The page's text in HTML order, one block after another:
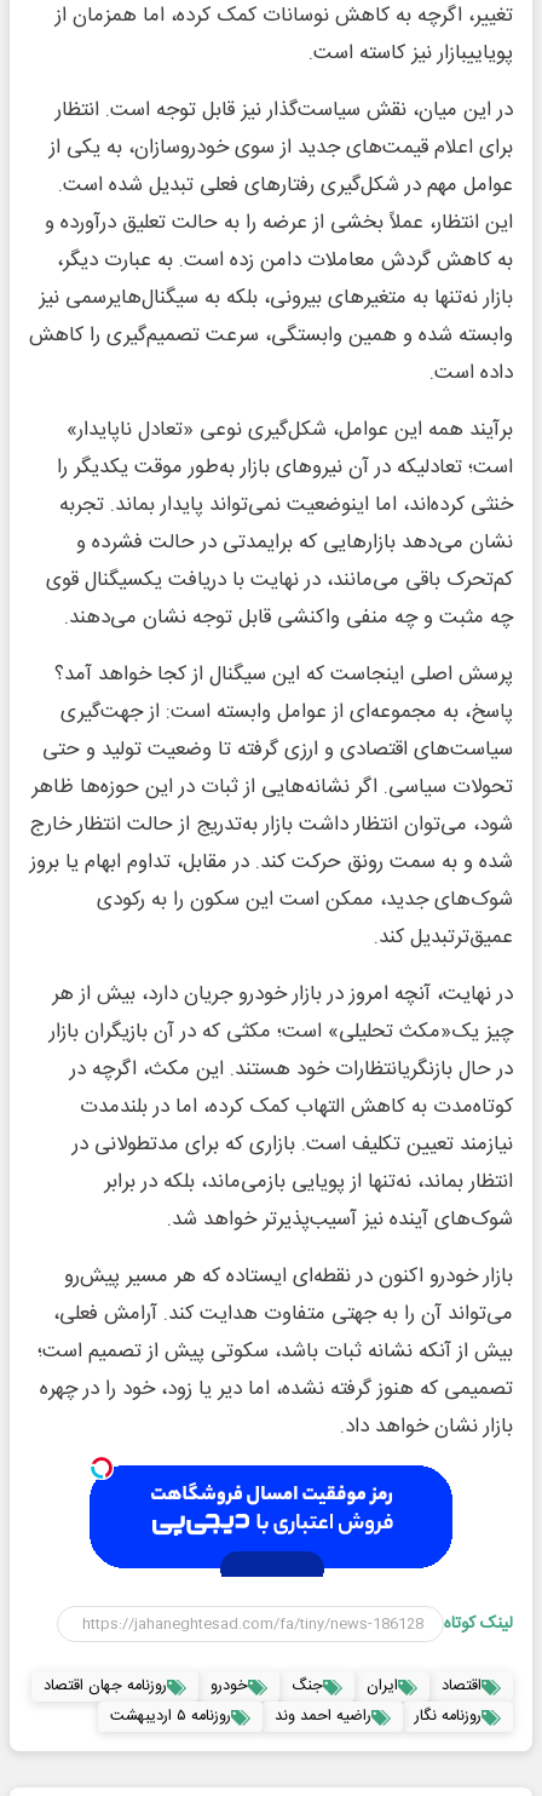
تغییر، اگرچه به کاهش نوسانات کمک کرده، اما همزمان از
پویاییبازار نیز کاسته است.
در این میان، نقش سیاست‌گذار نیز قابل توجه است. انتظار
برای اعلام قیمت‌های جدید از سوی خودروسازان، به یکی از
عوامل مهم در شکل‌گیری رفتارهای فعلی تبدیل شده است.
این انتظار، عملاً بخشی از عرضه را به حالت تعلیق درآورده و
به کاهش گردش معاملات دامن زده است. به عبارت دیگر،
بازار نه‌تنها به متغیرهای بیرونی، بلکه به سیگنال‌هایرسمی نیز
وابسته شده و همین وابستگی، سرعت تصمیم‌گیری را کاهش
داده است.
برآیند همه این عوامل، شکل‌گیری نوعی «تعادل ناپایدار»
است؛ تعادلیکه در آن نیروهای بازار به‌طور موقت یکدیگر را
خنثی کرده‌اند، اما اینوضعیت نمی‌تواند پایدار بماند. تجربه
نشان می‌دهد بازارهایی که برایمدتی در حالت فشرده و
کم‌تحرک باقی می‌مانند، در نهایت با دریافت یکسیگنال قوی
چه مثبت و چه منفی واکنشی قابل توجه نشان می‌دهند.
پرسش اصلی اینجاست که این سیگنال از کجا خواهد آمد؟
پاسخ، به مجموعه‌ای از عوامل وابسته است: از جهت‌گیری
سیاست‌های اقتصادی و ارزی گرفته تا وضعیت تولید و حتی
تحولات سیاسی. اگر نشانه‌هایی از ثبات در این حوزه‌ها ظاهر
شود، می‌توان انتظار داشت بازار به‌تدریج از حالت انتظار خارج
شده و به سمت رونق حرکت کند. در مقابل، تداوم ابهام یا بروز
شوک‌های جدید، ممکن است این سکون را به رکودی
عمیق‌ترتبدیل کند.
در نهایت، آنچه امروز در بازار خودرو جریان دارد، بیش از هر
چیز یک«مکث تحلیلی» است؛ مکثی که در آن بازیگران بازار
در حال بازنگریانتظارات خود هستند. این مکث، اگرچه در
کوتاه‌مدت به کاهش التهاب کمک کرده، اما در بلندمدت
نیازمند تعیین تکلیف است. بازاری که برای مدتطولانی در
انتظار بماند، نه‌تنها از پویایی بازمی‌ماند، بلکه در برابر
شوک‌های آینده نیز آسیب‌پذیرتر خواهد شد.
بازار خودرو اکنون در نقطه‌ای ایستاده که هر مسیر پیش‌رو
می‌تواند آن را به جهتی متفاوت هدایت کند. آرامش فعلی،
بیش از آنکه نشانه ثبات باشد، سکوتی پیش از تصمیم است؛
تصمیمی که هنوز گرفته نشده، اما دیر یا زود، خود را در چهره
بازار نشان خواهد داد.
لینک کوتاه
اقتصاد ایران جنگ خودرو
روزنامه جهان اقتصاد
روزنامه نگار
راضیه احمد وند روزنامه ۵ اردیبهشت